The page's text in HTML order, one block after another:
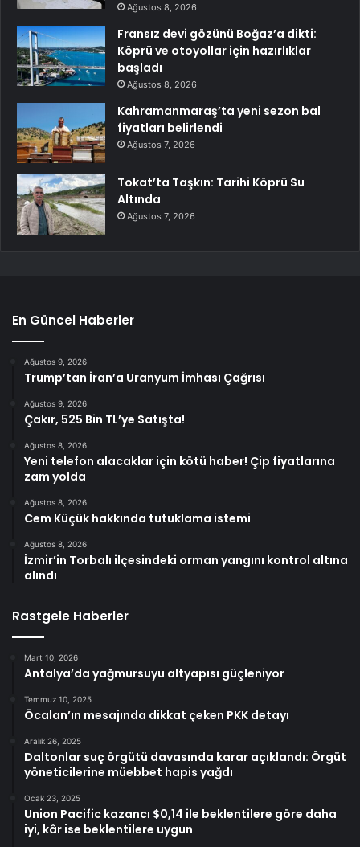
Ağustos 8, 2026
Fransız devi gözünü Boğaz’a dikti:
Köprü ve otoyollar için hazırlıklar
başladı
Ağustos 8, 2026
Kahramanmaraş’ta yeni sezon bal
fiyatları belirlendi
Ağustos 7, 2026
Tokat’ta Taşkın: Tarihi Köprü Su
Altında
Ağustos 7, 2026
En Güncel Haberler
Ağustos 9, 2026
Trump’tan İran’a Uranyum İmhası Çağrısı
Ağustos 9, 2026
Çakır, 525 Bin TL’ye Satışta!
Ağustos 8, 2026
Yeni telefon alacaklar için kötü haber! Çip fiyatlarına
zam yolda
Ağustos 8, 2026
Cem Küçük hakkında tutuklama istemi
Ağustos 8, 2026
İzmir’in Torbalı ilçesindeki orman yangını kontrol altına
alındı
Rastgele Haberler
Mart 10, 2026
Antalya’da yağmursuyu altyapısı güçleniyor
Temmuz 10, 2025
Öcalan’ın mesajında dikkat çeken PKK detayı
Aralık 26, 2025
Daltonlar suç örgütü davasında karar açıklandı: Örgüt
yöneticilerine müebbet hapis yağdı
Ocak 23, 2025
Union Pacific kazancı $0,14 ile beklentilere göre daha
iyi, kâr ise beklentilere uygun